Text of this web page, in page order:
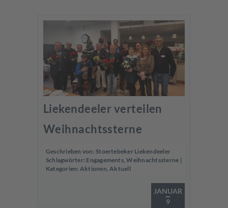
Liekendeeler verteilen
Weihnachtssterne
Geschrieben von: Stoertebeker Liekendeeler
Schlagwörter: Engagements,Weihnachtssterne |
Kategorien: Aktionen Aktuell
JANUAR
9